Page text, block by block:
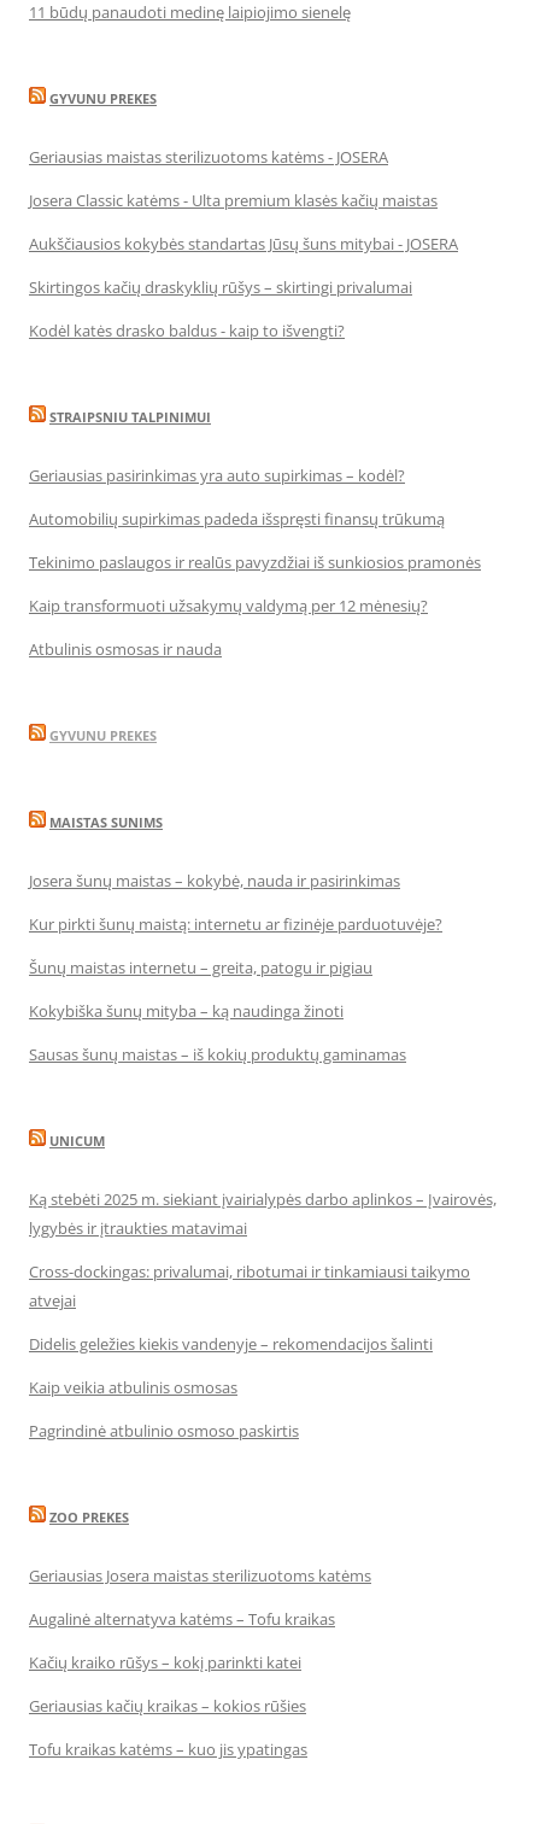
11 būdų panaudoti medinę laipiojimo sienelę
GYVUNU PREKES
Geriausias maistas sterilizuotoms katėms - JOSERA
Josera Classic katėms - Ulta premium klasės kačių maistas
Aukščiausios kokybės standartas Jūsų šuns mitybai - JOSERA
Skirtingos kačių draskyklių rūšys – skirtingi privalumai
Kodėl katės drasko baldus - kaip to išvengti?
STRAIPSNIU TALPINIMUI
Geriausias pasirinkimas yra auto supirkimas – kodėl?
Automobilių supirkimas padeda išspręsti finansų trūkumą
Tekinimo paslaugos ir realūs pavyzdžiai iš sunkiosios pramonės
Kaip transformuoti užsakymų valdymą per 12 mėnesių?
Atbulinis osmosas ir nauda
GYVUNU PREKES
MAISTAS SUNIMS
Josera šunų maistas – kokybė, nauda ir pasirinkimas
Kur pirkti šunų maistą: internetu ar fizinėje parduotuvėje?
Šunų maistas internetu – greita, patogu ir pigiau
Kokybiška šunų mityba – ką naudinga žinoti
Sausas šunų maistas – iš kokių produktų gaminamas
UNICUM
Ką stebėti 2025 m. siekiant įvairialypės darbo aplinkos – Įvairovės,
lygybės ir įtraukties matavimai
Cross-dockingas: privalumai, ribotumai ir tinkamiausi taikymo
atvejai
Didelis geležies kiekis vandenyje – rekomendacijos šalinti
Kaip veikia atbulinis osmosas
Pagrindinė atbulinio osmoso paskirtis
ZOO PREKES
Geriausias Josera maistas sterilizuotoms katėms
Augalinė alternatyva katėms – Tofu kraikas
Kačių kraiko rūšys – kokį parinkti katei
Geriausias kačių kraikas – kokios rūšies
Tofu kraikas katėms – kuo jis ypatingas